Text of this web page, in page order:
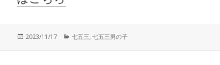
投
2023/11/17
カ
七五三,七五三男の子